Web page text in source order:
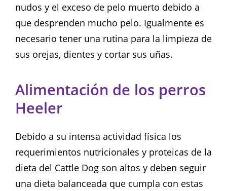
nudos y el exceso de pelo muerto debido a
que desprenden mucho pelo. Igualmente es
necesario tener una rutina para la limpieza de
sus orejas, dientes y cortar sus uñas.
Alimentación de los perros
Heeler
Debido a su intensa actividad física los
requerimientos nutricionales y proteicas de la
dieta del Cattle Dog son altos y deben seguir
una dieta balanceada que cumpla con estas